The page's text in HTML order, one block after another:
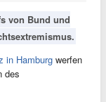
von Bund und
in Hamburg werfen
des